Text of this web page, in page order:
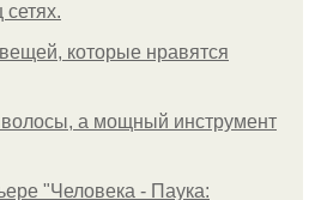
которые нравятся
волосы, а мощный инструмент
"Человека - Паука: